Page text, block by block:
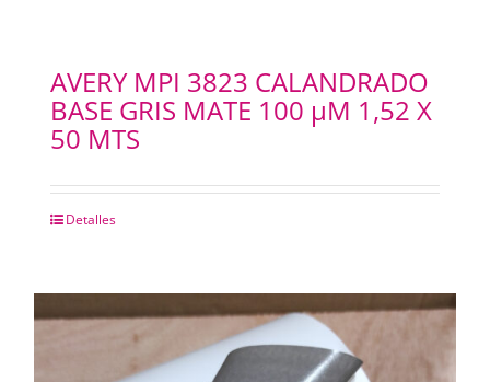
AVERY MPI 3823 CALANDRADO
BASE GRIS MATE 100 µM 1,52 X
50 MTS
Detalles